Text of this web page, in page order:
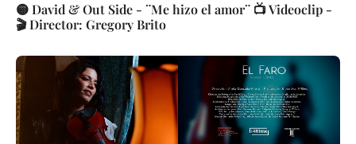
🟡 David & Out Side - ¨Me hizo el amor¨ 📺 Videoclip -
🎬 Director: Gregory Brito